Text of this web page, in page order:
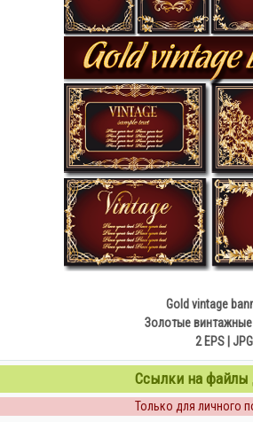
Gold vintage
Золотые винтажные
2 EPS |
Ссылки на файлы
Только для личного